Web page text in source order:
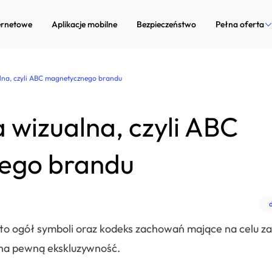
Aplikacje mobilne Bezpieczeństwo Pełna oferta
czyli ABC magnetycznego brandu
czyli ABC
brandu
ogół symboli oraz kodeks zachowań mające na celu
pewną ekskluzywność.